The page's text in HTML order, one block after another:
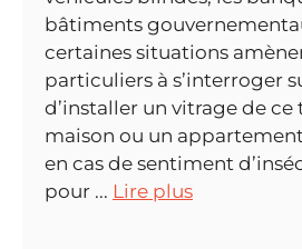
bâtiments
certaines situations
particuliers à s’interroger
d’installer un vitrage de ce
maison ou un
en cas de sentiment
pour ... Lire plus